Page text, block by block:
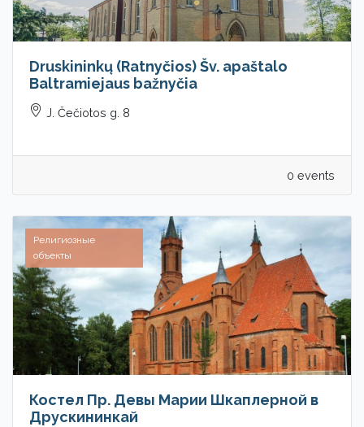
Druskininkų (Ratnyčios) Šv. apaštalo
Baltramiejaus bažnyčia
J. Čečiotos g. 8
0 events
Религиозные
объекты
Костел Пр. Девы Марии Шкаплерной в
Друскининкай